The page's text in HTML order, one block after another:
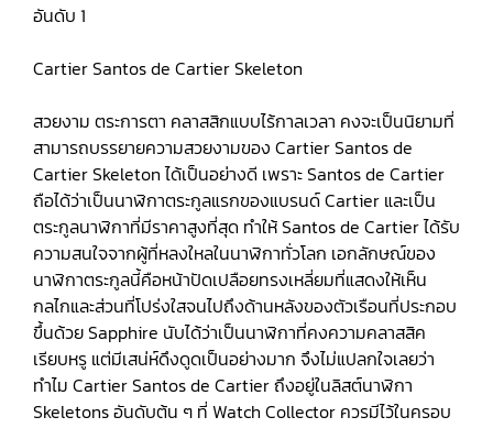
อันดับ 1
Cartier Santos de Cartier Skeleton
สวยงาม ตระการตา คลาสสิกแบบไร้กาลเวลา คงจะเป็นนิยามที่
สามารถบรรยายความสวยงามของ Cartier Santos de
Cartier Skeleton ได้เป็นอย่างดี เพราะ Santos de Cartier
ถือได้ว่าเป็นนาฬิกาตระกูลแรกของแบรนด์ Cartier และเป็น
ตระกูลนาฬิกาที่มีราคาสูงที่สุด ทำให้ Santos de Cartier ได้รับ
ความสนใจจากผู้ที่หลงใหลในนาฬิกาทั่วโลก เอกลักษณ์ของ
นาฬิกาตระกูลนี้คือหน้าปัดเปลือยทรงเหลี่ยมที่แสดงให้เห็น
กลไกและส่วนที่โปร่งใสจนไปถึงด้านหลังของตัวเรือนที่ประกอบ
ขึ้นด้วย Sapphire นับได้ว่าเป็นนาฬิกาที่คงความคลาสสิค
เรียบหรู แต่มีเสน่ห์ดึงดูดเป็นอย่างมาก จึงไม่แปลกใจเลยว่า
ทำไม Cartier Santos de Cartier ถึงอยู่ในลิสต์นาฬิกา
Skeletons อันดับต้น ๆ ที่ Watch Collector ควรมีไว้ในครอบ